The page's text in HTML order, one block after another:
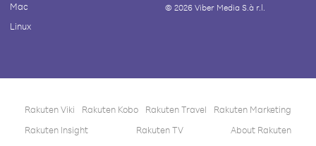
Mac
Linux
© 2026Viber Media S.à r.l.
Rakuten Viki Rakuten Kobo Rakuten Travel
Rakuten Marketing
Rakuten Insight
Rakuten TV About Rakuten